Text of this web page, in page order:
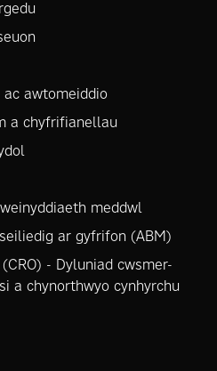
awtomeiddio
a chyfrifianellau
meddwl
ar gyfrifon (ABM)
- Dyluniad cwsmer-
a chynorthwyo cynhyrchu